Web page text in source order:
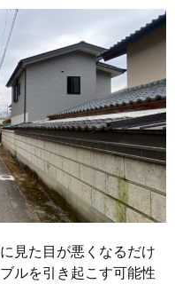
見た目が悪くなるだけ
ルを引き起こす可能性